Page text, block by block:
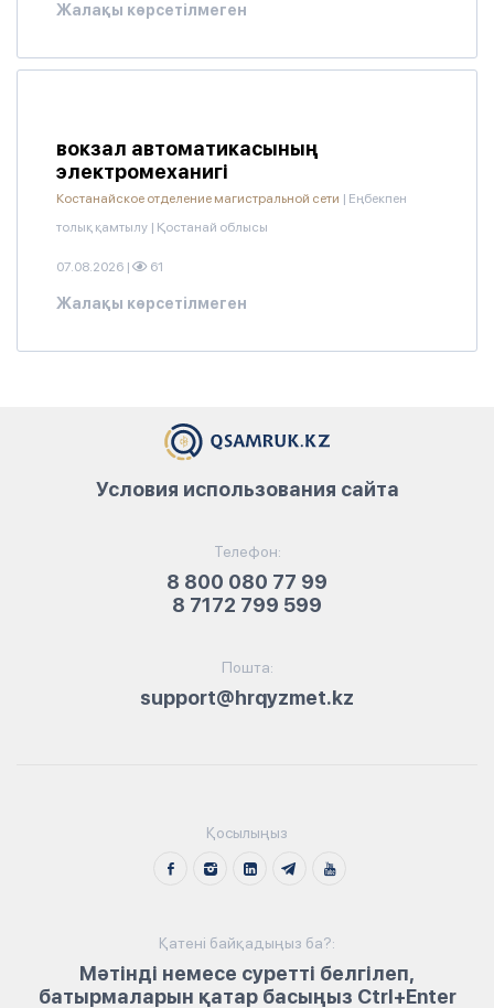
Жалақы көрсетілмеген
вокзал автоматикасының
электромеханигі
Костанайское отделение магистральной сети | Еңбекпен
толық қамтылу | Қостанай облысы
07.08.2026 | 61
Жалақы көрсетілмеген
Телефон:
8 800 080 77 99
8 7172 799 599
Пошта:
support@hrqyzmet.kz
Условия использования сайта
Қосылыңыз
Қатені байқадыңыз ба?:
Мәтінді немесе суретті белгілеп,
батырмаларын қатар басыңыз Ctrl+Enter